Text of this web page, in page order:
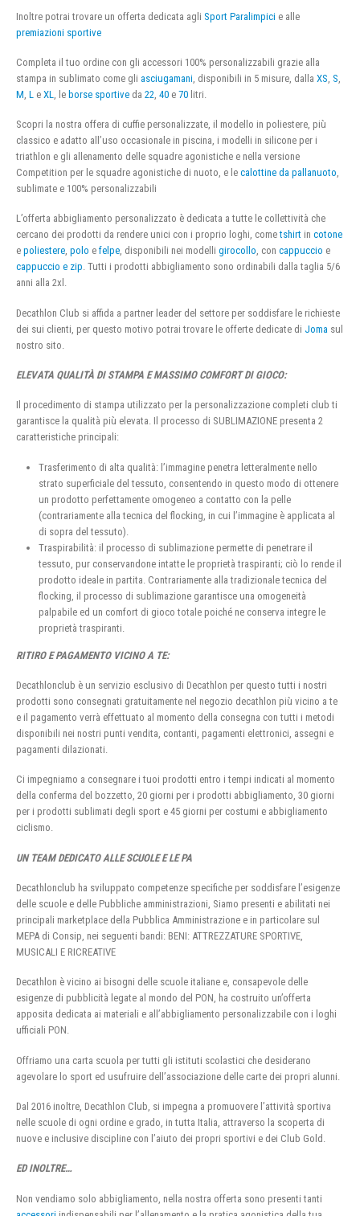
Inoltre potrai trovare un offerta dedicata agli Sport Paralimpici e alle
premiazioni sportive
Completa il tuo ordine con gli accessori 100% personalizzabili grazie alla
stampa in sublimato come gli asciugamani , disponibili in 5 misure, dalla XS S
M L e XL , le borse sportive da 22 40 e 70 litri.
Scopri la nostra offera di cuffie personalizzate, il modello in poliestere, più
classico e adatto all’uso occasionale in piscina, i modelli in silicone per i
triathlon e gli allenamento delle squadre agonistiche e nella versione
Competition per le squadre agonistiche di nuoto, e le calottine da pallanuoto,
sublimate e 100% personalizzabili
L’offerta abbigliamento personalizzato è dedicata a tutte le collettività che
cercano dei prodotti da rendere unici con i proprio loghi, cometshirt in cotone
e poliestere, polo e felpe, disponibili nei modelli girocollo, con cappuccio e
cappuccio e zip. Tutti i prodotti abbigliamento sono ordinabili dalla taglia 5/6
anni alla 2xl.
Decathlon Club si affida a partner leader del settore per soddisfare le richieste
dei sui clienti, per questo motivo potrai trovare le offerte dedicate di Joma sul
nostro sito.
ELEVATA QUALITÀ DI STAMPA E MASSIMO COMFORT DI GIOCO:
Il procedimento di stampa utilizzato per la personalizzazione completi club ti
garantisce la qualità più elevata. Il processo di SUBLIMAZIONE presenta 2
caratteristiche principali:
Trasferimento di alta qualità: l’immagine penetra letteralmente nello
strato superficiale del tessuto, consentendo in questo modo di ottenere
un prodotto perfettamente omogeneo a contatto con la pelle
(contrariamente alla tecnica del flocking, in cui l’immagine è applicata al
di sopra del tessuto).
Traspirabilità: il processo di sublimazione permette di penetrare il
tessuto, pur conservandone intatte le proprietà traspiranti; ciò lo rende il
prodotto ideale in partita. Contrariamente alla tradizionale tecnica del
flocking, il processo di sublimazione garantisce una omogeneità
palpabile ed un comfort di gioco totale poiché ne conserva integre le
proprietà traspiranti.
RITIRO E PAGAMENTO VICINO A TE:
Decathlonclub è un servizio esclusivo di Decathlon per questo tutti i nostri
prodotti sono consegnati gratuitamente nel negozio decathlon più vicino a te
e il pagamento verrà effettuato al momento della consegna con tutti i metodi
disponibili nei nostri punti vendita, contanti, pagamenti elettronici, assegni e
pagamenti dilazionati.
Ci impegniamo a consegnare i tuoi prodotti entro i tempi indicati al momento
della conferma del bozzetto, 20 giorni per i prodotti abbigliamento, 30 giorni
per i prodotti sublimati degli sport e 45 giorni per costumi e abbigliamento
ciclismo.
UN TEAM DEDICATO ALLE SCUOLE E LE PA
Decathlonclub ha sviluppato competenze specifiche per soddisfare l’esigenze
delle scuole e delle Pubbliche amministrazioni, Siamo presenti e abilitati nei
principali marketplace della Pubblica Amministrazione e in particolare sul
MEPA di Consip, nei seguenti bandi: BENI: ATTREZZATURE SPORTIVE,
MUSICALI E RICREATIVE
Decathlon è vicino ai bisogni delle scuole italiane e, consapevole delle
esigenze di pubblicità legate al mondo del PON, ha costruito un’offerta
apposita dedicata ai materiali e all’abbigliamento personalizzabile con i loghi
ufficiali PON.
Offriamo una carta scuola per tutti gli istituti scolastici che desiderano
agevolare lo sport ed usufruire dell’associazione delle carte dei propri alunni.
Dal 2016 inoltre, Decathlon Club, si impegna a promuovere l’attività sportiva
nelle scuole di ogni ordine e grado, in tutta Italia, attraverso la scoperta di
nuove e inclusive discipline con l’aiuto dei propri sportivi e dei Club Gold.
ED INOLTRE…
Non vendiamo solo abbigliamento, nella nostra offerta sono presenti tanti